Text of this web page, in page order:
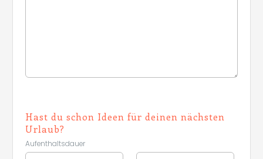
Hast du schon Ideen für deinen nächsten
Urlaub?
Aufenthaltsdauer